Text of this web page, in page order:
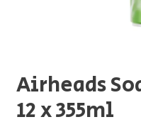
Airheads
12 x 355ml